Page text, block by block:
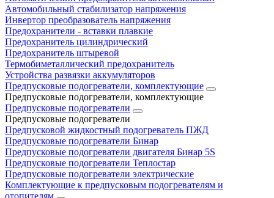
Автомобильный стабилизатор напряжения
Инвертор преобразователь напряжения
Предохранители - вставки плавкие
Предохранитель цилиндрический
Предохранитель штыревой
Термобиметаллический предохранитель
Устройства развязки аккумуляторов
Предпусковые подогреватели, комплектующие
Предпусковые подогреватели, комплектующие
Предпусковые подогреватели
Предпусковые подогреватели
Предпусковой жидкостный подогреватель ПЖД
Предпусковые подогреватели Бинар
Предпусковые подогреватели двигателя Бинар 5S
Предпусковые подогреватели Теплостар
Предпусковые подогреватели электрические
Комплектующие к предпусковым подогревателям и